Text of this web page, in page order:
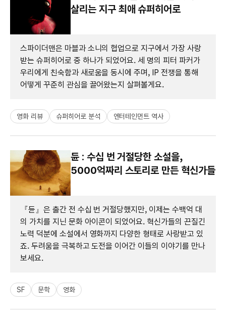
살리는 지구 최애 슈퍼히어로
스파이더맨은 마블과 소니의 협업으로 지구에서 가장 사랑
받는 슈퍼히어로 중 하나가 되었어요. 세 명의 피터 파커가
우리에게 친숙함과 새로움을 동시에 주며, IP 전쟁을 통해
어떻게 꾸준히 관심을 끌어왔는지 살펴볼게요.
영화 리뷰 슈퍼히어로 분석 엔터테인먼트 역사
듄 : 수십 번 거절당한 소설을,
5000억짜리 스토리로 만든 혁신가들
『듄』은 출간 전 수십 번 거절당했지만, 이제는 수백억 대
의 가치를 지닌 문화 아이콘이 되었어요. 혁신가들의 끈질긴
노력 덕분에 소설에서 영화까지 다양한 형태로 사랑받고 있
죠. 두려움을 극복하고 도전을 이어간 이들의 이야기를 만나
보세요.
SF 문학 영화